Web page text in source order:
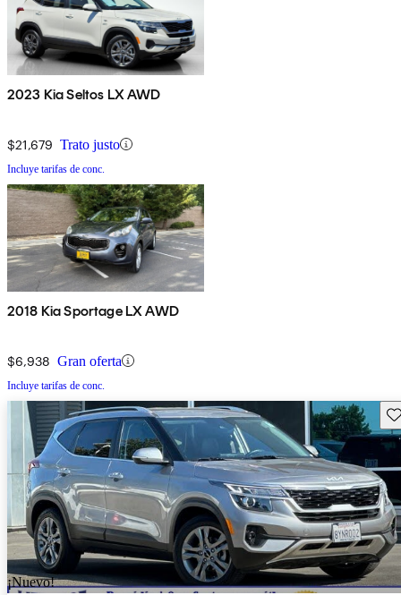
2023 Kia Seltos LX AWD
$21,679 Trato justo
Incluye tarifas de conc.
2018 Kia Sportage LX AWD
$6,938 Gran oferta
Incluye tarifas de conc.
¡Nuevo!